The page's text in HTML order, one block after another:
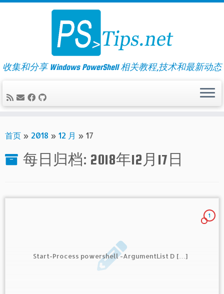
Skip
收集和分享 Windows PowerShell 相关教程,技术和最新动态
首页 » 2018 » 12 月 » 17
每日归档: 2018年12月17日
1
Start-Process powershell -ArgumentList D […]